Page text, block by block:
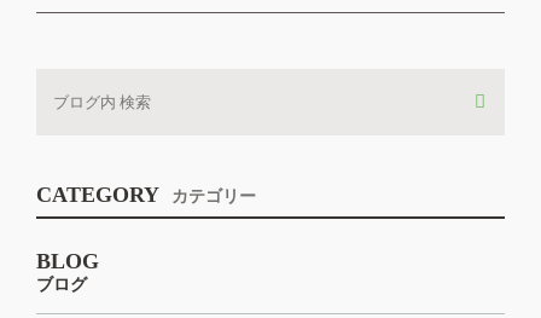
CATEGORY カテゴリー
BLOG
ブログ